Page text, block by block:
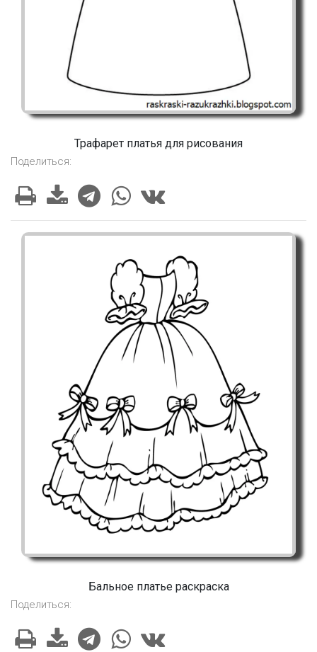
Трафарет платья для рисования
Поделиться:
Бальное платье раскраска
Поделиться: